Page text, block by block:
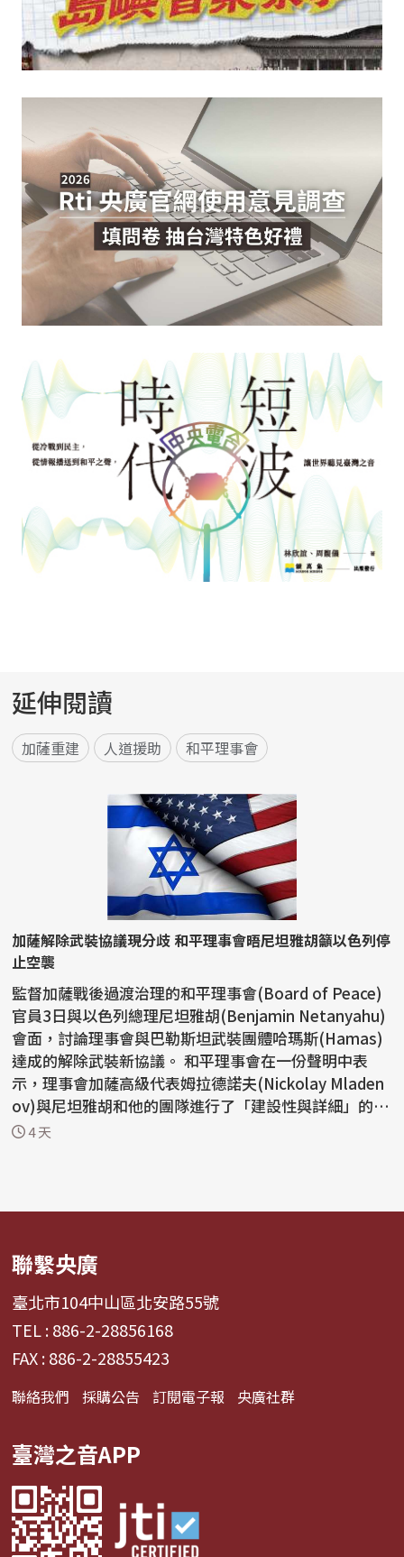
延伸閱讀
加薩重建 人道援助 和平理事會
加薩解除武裝協議現分歧 和平理事會晤尼坦雅胡籲以色列停
止空襲
監督加薩戰後過渡治理的和平理事會(Board of Peace)
官員3日與以色列總理尼坦雅胡(Benjamin Netanyahu)
會面，討論理事會與巴勒斯坦武裝團體哈瑪斯(Hamas)
達成的解除武裝新協議。 和平理事會在一份聲明中表
示，理事會加薩高級代表姆拉德諾夫(Nickolay Mladen
ov)與尼坦雅胡和他的團隊進行了「建設性與詳細」的會
談。 ...
4 天
聯繫央廣
臺北市104中山區北安路55號
TEL : 886-2-28856168
FAX : 886-2-28855423
聯絡我們 採購公告 訂閱電子報 央廣社群
臺灣之音APP